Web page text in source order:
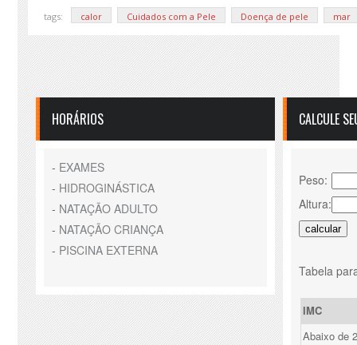
tags: calor Cuidados com a Pele Doença de pele mar
HORÁRIOS
- EXAMES
- HIDROGINÁSTICA
- NATAÇÃO ADULTO
- NATAÇÃO CRIANÇA
- PISCINA EXTERNA
CALCULE
Peso:
Altura:
Tabela
IMC
Abaixo de